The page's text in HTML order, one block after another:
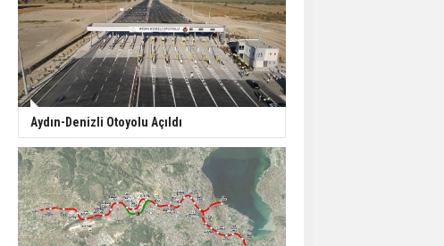
Aydın-Denizli Otoyolu Açıldı